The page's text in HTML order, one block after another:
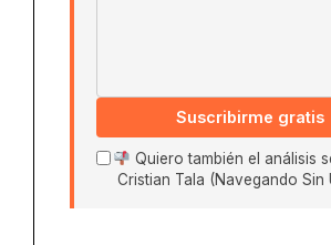
Suscribirme gratis
Quiero también el análisis
Cristian Tala (Navegando Sin